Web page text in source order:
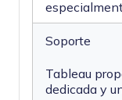
Soporte
Tableau
dedicada y